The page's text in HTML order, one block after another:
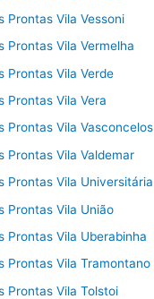
Prontas Vila Vessoni
Prontas Vila Vermelha
Prontas Vila Verde
Prontas Vila Vera
Prontas Vila Vasconcelos
Prontas Vila Valdemar
Prontas Vila Universitária
Prontas Vila União
Prontas Vila Uberabinha
Prontas Vila Tramontano
Prontas Vila Tolstoi